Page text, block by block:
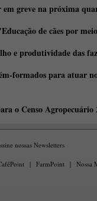
em greve na próxima
de cães por
e produtividade das
formados para atuar
o Censo Agropecuário
nossas Newsletters
| FarmPoint | Nossa